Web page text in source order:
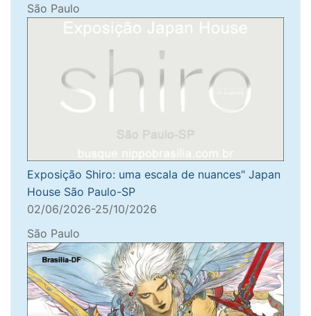
São Paulo
Exposição Shiro: uma escala de nuances" Japan
House São Paulo-SP
02/06/2026-25/10/2026
São Paulo